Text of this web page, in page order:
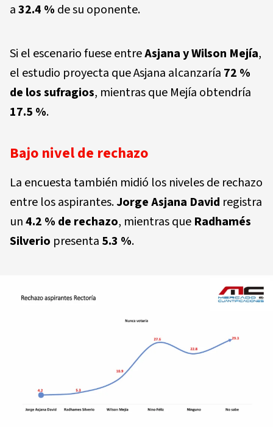
a32.4 % de su oponente.
Si el escenario fuese entreAsjana y Wilson Mejía,
el estudio proyecta que Asjana alcanzaría 72 %
de los sufragios, mientras que Mejía obtendría
17.5 %.
Bajo nivel de rechazo
La encuesta también midió los niveles de rechazo
entre los aspirantes.Jorge Asjana David registra
un4.2 % de rechazo, mientras que Radhamés
Silverio presenta 5.3 %.